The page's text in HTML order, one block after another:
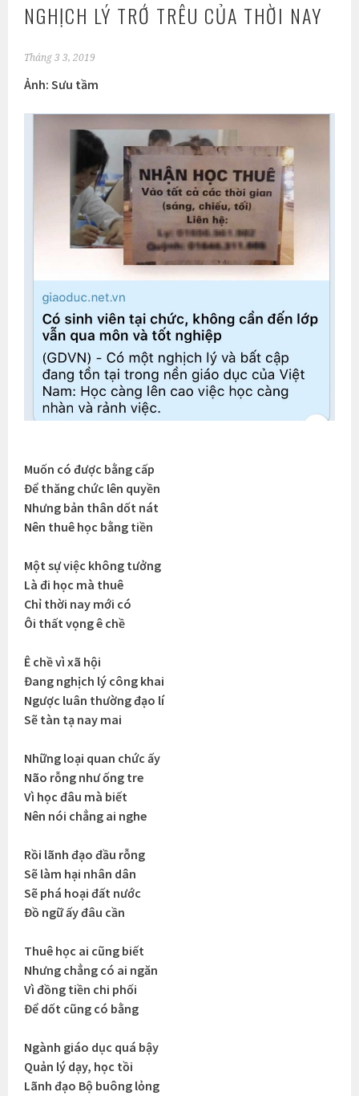
NGHỊCH LÝ TRỚ TRÊU CỦA THỜI NAY
Tháng 3 3, 2019
Ảnh: Sưu tầm
Muốn có được bằng cấp
Để thăng chức lên quyền
Nhưng bản thân dốt nát
Nên thuê học bằng tiền
Một sự việc không tưởng
Là đi học mà thuê
Chỉ thời nay mới có
Ôi thất vọng ê chề
Ê chề vì xã hội
Đang nghịch lý công khai
Ngược luân thường đạo lí
Sẽ tàn tạ nay mai
Những loại quan chức ấy
Não rỗng như ống tre
Vì học đâu mà biết
Nên nói chẳng ai nghe
Rồi lãnh đạo đầu rỗng
Sẽ làm hại nhân dân
Sẽ phá hoại đất nước
Đồ ngữ ấy đâu cần
Thuê học ai cũng biết
Nhưng chẳng có ai ngăn
Vì đồng tiền chi phối
Để dốt cũng có bằng
Ngành giáo dục quá bậy
Quản lý dạy, học tồi
Lãnh đạo Bộ buông lỏng